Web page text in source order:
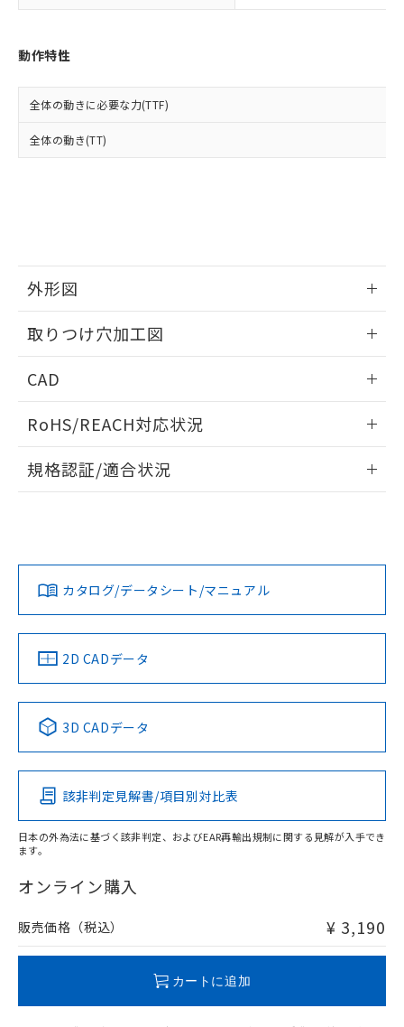
動作特性
全体の動きに必要な力(TTF)
全体の動き(TT)
外形図
取りつけ穴加工図
CAD
ドすることができます。
ログイン/会員登録
ダウンロードデータをご利用いただく前に、以下を必ずお読
みください。
ソフトウェアの使用条件
RoHS/REACH対応状況
EU RoHS 注意事項・凡例
対応済み
中国 RoHS 注意事項・凡例
Pb Hg Cd Cr(VI)
O
在庫等で未対応品が混在する可能性があります。
問い合わせください。
規格認証/適合状況
カタログ/データシート/マニュアル
2D CADデータ
3D CADデータ
該非判定見解書/項目別対比表
日本の外為法に基づく該非判定、およびEAR再輸出規制に関する見解が入手でき
ます。
オンライン購入
販売価格（税込） ¥ 3,190
カートに追加
EU RoHS指令（10物質）の非含有証明書
ものではありません。
また、RoHS指令のフタル酸エステル類４
荷製品に未対応品が混在することから備考